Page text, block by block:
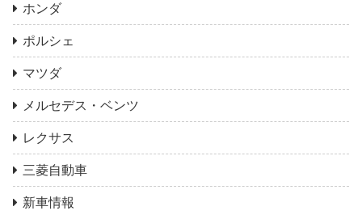
ホンダ
ポルシェ
マツダ
メルセデス・ベンツ
レクサス
三菱自動車
新車情報